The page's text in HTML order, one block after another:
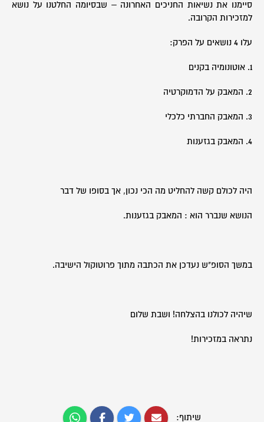
סיימנו את נשיאות החניכים האחרונה – שבסיומה החלטנו על נושא
למזכירות הקרובה.
עלו 4 נושאים על הפרק:
1. אוטונומיה בקנים
2. המאבק על הדמוקרטיה
3. המאבק החברתי כלכלי
4. המאבק בגזענות
היה לכולם קשה להחליט מה הכי נכון, אך בסופו של דבר
הנושא שנברר הוא : המאבק בגזענות.
במשך הסופ"ש נעדכן את הכתבה מתוך פרוטוקול הישיבה.
שיהיה לכולנו בהצלחה! ושבת שלום
נתראה במזכירות!
שיתוף: